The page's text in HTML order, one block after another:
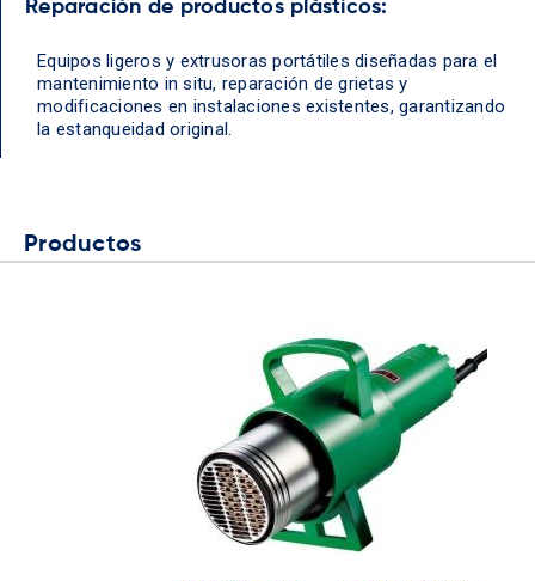
Reparación de productos plásticos:
Equipos ligeros y extrusoras portátiles diseñadas para el
mantenimiento in situ, reparación de grietas y
modificaciones en instalaciones existentes, garantizando
la estanqueidad original.
Productos